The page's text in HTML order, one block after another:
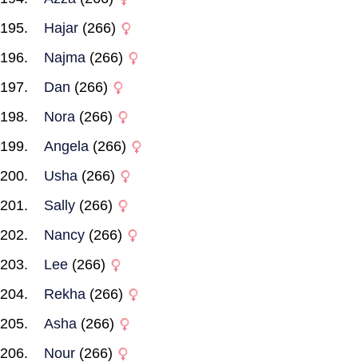
Hajar (266)
Najma (266)
Dan (266)
Nora (266)
Angela (266)
Usha (266)
Sally (266)
Nancy (266)
Lee (266)
Rekha (266)
Asha (266)
Nour (266)